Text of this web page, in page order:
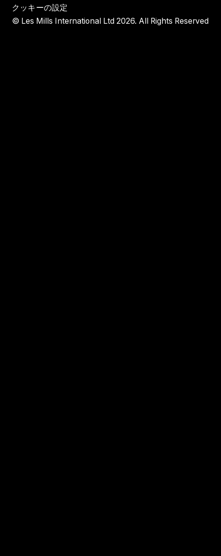
クッキーの設定
© Les Mills International Ltd 2026. All Rights Reserved